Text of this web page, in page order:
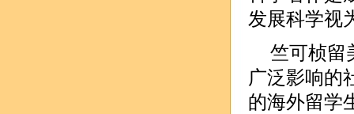
发展科学视
竺可桢留
广泛影响的
的海外留学